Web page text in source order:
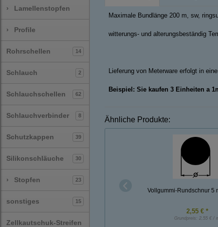
› Lamellenstopfen
› Profile
Rohrschellen 14
Schlauch 2
Schlauchschellen 62
Schlauchverbinder 8
Schutzkappen 39
Silikonschläuche 30
› Stopfen 23
sonstiges 15
Zellkautschuk-Streifen
Maximale Bundlänge 200 m, sw,
witterungs- und alterungsbeständig
Lieferung von Meterware erfolgt in
Beispiel: Sie kaufen 3 Einheiten a
Ähnliche Produkte:
Vollgummi-Rundschnur 5
2,55 € *
Grundpreis: 2,55 € /